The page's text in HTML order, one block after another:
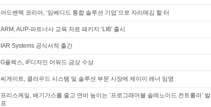
어드밴텍 코리아, ‘임베디드 통합 솔루션 기업’으로 자리매김 할 터
ARM, AUP-파트너사 교육 자료 패키지 ‘LIB' 출시
IAR Systems 공식서적 출간
G플렉스, iF디자인 어워드 금상 수상
씨게이트, 클라우드 시스템 및 솔루션 부문 사장에 제이미 레너 임명
프리스케일, 배기가스를 줄고 연비 높이는 ‘프로그래머블 솔레노이드 컨트롤러’ 발
표